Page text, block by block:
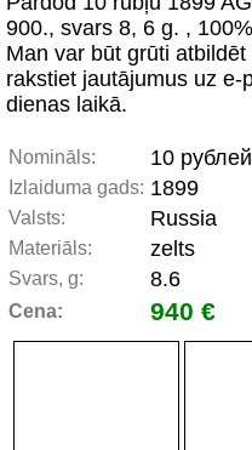
900., svars 8, 6 g. ,
Man var būt grūti
rakstiet jautājumus uz e-
dienas laikā.
Nomināls: 10 рублей
Izlaiduma gads: 1899
Valsts: Russia
Materiāls: zelts
Svars, g: 8.6
Cena: 940 €